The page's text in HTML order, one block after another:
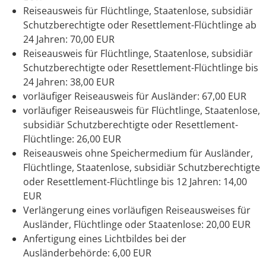
Reiseausweis für Flüchtlinge, Staatenlose, subsidiär
Schutzberechtigte oder Resettlement-Flüchtlinge ab
24 Jahren: 70,00 EUR
Reiseausweis für Flüchtlinge, Staatenlose, subsidiär
Schutzberechtigte oder Resettlement-Flüchtlinge bis
24 Jahren: 38,00 EUR
vorläufiger Reiseausweis für Ausländer: 67,00 EUR
vorläufiger Reiseausweis für Flüchtlinge, Staatenlose,
subsidiär Schutzberechtigte oder Resettlement-
Flüchtlinge: 26,00 EUR
Reiseausweis ohne Speichermedium für Ausländer,
Flüchtlinge, Staatenlose, subsidiär Schutzberechtigte
oder Resettlement-Flüchtlinge bis 12 Jahren: 14,00
EUR
Verlängerung eines vorläufigen Reiseausweises für
Ausländer, Flüchtlinge oder Staatenlose: 20,00 EUR
Anfertigung eines Lichtbildes bei der
Ausländerbehörde: 6,00 EUR